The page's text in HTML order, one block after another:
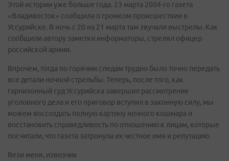
Этой истории уже больше года. 23 марта 2004-го газета
«Владивосток» сообщила о громком происшествии в
Уссурийске. В ночь с 20 на 21 марта там звучали выстрелы. Как
сообщили автору заметки информаторы, стрелял офицер
российской армии.
Впрочем, тогда по горячим следам трудно было точно передать
все детали ночной стрельбы. Теперь, после того, как
гарнизонный суд Уссурийска завершил рассмотрение
уголовного дела и его приговор вступил в законную силу, мы
можем воссоздать полную картину ночного кошмара и
восстановить справедливость по отношению к лицам, которые
посчитали, что газета затронула их честное имя и репутацию.
Вези меня, извозчик